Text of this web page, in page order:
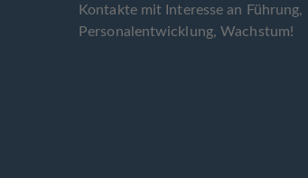
Kontakte mit Interesse an Führung,
Personalentwicklung, Wachstum!